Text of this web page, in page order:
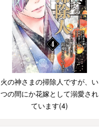
火の神さまの掃除人ですが、い
つの間にか花嫁として溺愛され
ています(4)